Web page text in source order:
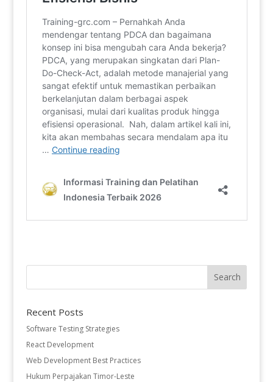
Recent Posts
Software Testing Strategies
React Development
Web Development Best Practices
Hukum Perpajakan Timor-Leste